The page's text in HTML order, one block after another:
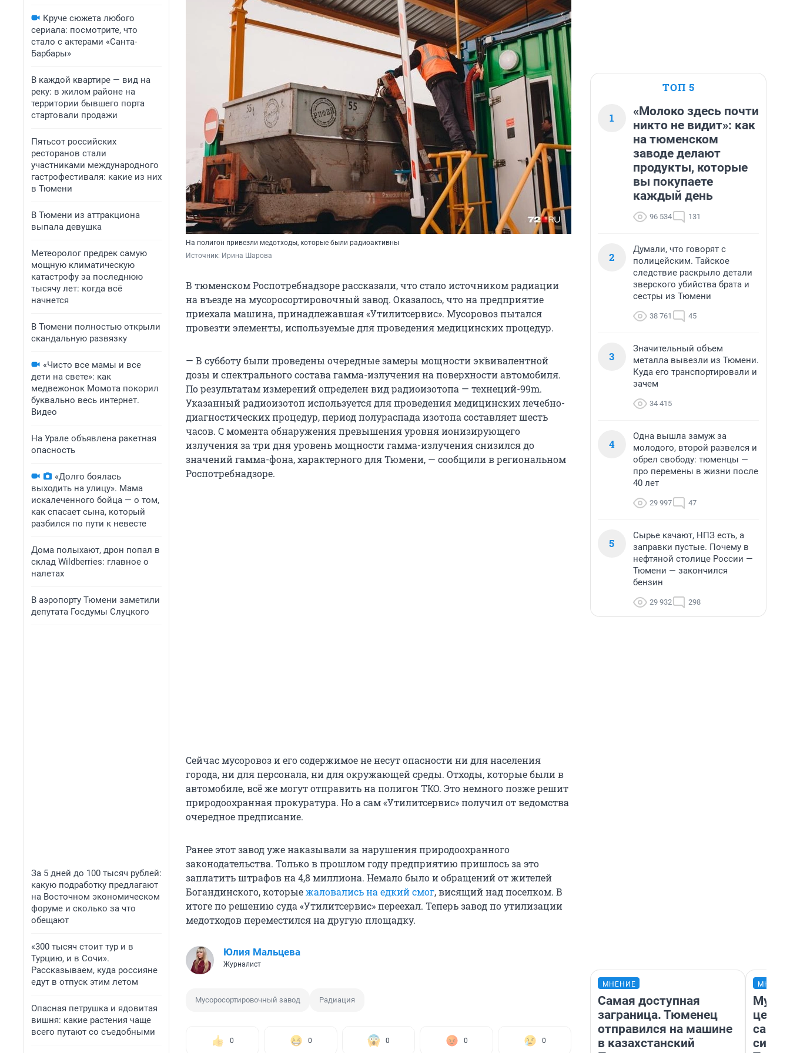
Круче сюжета любого
сериала: посмотрите, что
стало с актерами «Санта-
Барбары»
В каждой квартире — вид на
реку: в жилом районе на
территории бывшего порта
стартовали продажи
Пятьсот российских
ресторанов стали
участниками международного
гастрофестиваля: какие из них
в Тюмени
В Тюмени из аттракциона
выпала девушка
Метеоролог предрек самую
мощную климатическую
катастрофу за последнюю
тысячу лет: когда всё
начнется
В Тюмени полностью открыли
скандальную развязку
«Чисто все мамы и все
дети на свете»: как
медвежонок Момота покорил
буквально весь интернет.
Видео
На Урале объявлена ракетная
опасность
«Долго боялась
выходить на улицу». Мама
искалеченного бойца — о том,
как спасает сына, который
разбился по пути к невесте
Дома полыхают, дрон попал в
склад Wildberries: главное о
налетах
В аэропорту Тюмени заметили
депутата Госдумы Слуцкого
За 5 дней до 100 тысяч рублей:
какую подработку предлагают
на Восточном экономическом
форуме и сколько за что
обещают
«300 тысяч стоит тур и в
Турцию, и в Сочи».
Рассказываем, куда россияне
едут в отпуск этим летом
Опасная петрушка и ядовитая
вишня: какие растения чаще
всего путают со съедобными
На полигон привезли медотходы, которые были радиоактивны
Источник: Ирина Шарова
В тюменском Роспотребнадзоре рассказали, что стало источником радиации
на въезде на мусоросортировочный завод. Оказалось, что на предприятие
приехала машина, принадлежавшая «Утилитсервис». Мусоровоз пытался
провезти элементы, используемые для проведения медицинских процедур.
— В субботу были проведены очередные замеры мощности эквивалентной
дозы и спектрального состава гамма-излучения на поверхности автомобиля.
По результатам измерений определен вид радиоизотопа — технеций-99m.
Указанный радиоизотоп используется для проведения медицинских лечебно-
диагностических процедур, период полураспада изотопа составляет шесть
часов. С момента обнаружения превышения уровня ионизирующего
излучения за три дня уровень мощности гамма-излучения снизился до
значений гамма-фона, характерного для Тюмени, — сообщили в региональном
Роспотребнадзоре.
Сейчас мусоровоз и его содержимое не несут опасности ни для населения
города, ни для персонала, ни для окружающей среды. Отходы, которые были в
автомобиле, всё же могут отправить на полигон ТКО. Это немного позже решит
природоохранная прокуратура. Но а сам «Утилитсервис» получил от ведомства
очередное предписание.
Ранее этот завод уже наказывали за нарушения природоохранного
законодательства. Только в прошлом году предприятию пришлось за это
заплатить штрафов на 4,8 миллиона. Немало было и обращений от жителей
Богандинского, которыежаловались на едкий смог, висящий над поселком. В
итоге по решению суда «Утилитсервис» переехал. Теперь завод по утилизации
медотходов переместился на другую площадку.
Юлия Мальцева
Журналист
Мусоросортировочный завод Радиация
0 0 0 0 0
ТОП 5
1
«Молоко здесь почти
никто не видит»: как
на тюменском
заводе делают
продукты, которые
вы покупаете
каждый день
96 534 131
2
Думали, что говорят с
полицейским. Тайское
следствие раскрыло детали
зверского убийства брата и
сестры из Тюмени
38 761 45
3
Значительный объем
металла вывезли из Тюмени.
Куда его транспортировали и
зачем
34 415
4
Одна вышла замуж за
молодого, второй развелся и
обрел свободу: тюменцы —
про перемены в жизни после
40 лет
29 997 47
5
Сырье качают, НПЗ есть, а
заправки пустые. Почему в
нефтяной столице России —
Тюмени — закончился
бензин
29 932 298
МНЕНИЕ
Самая доступная
заграница. Тюменец
отправился на машине
в казахстанский